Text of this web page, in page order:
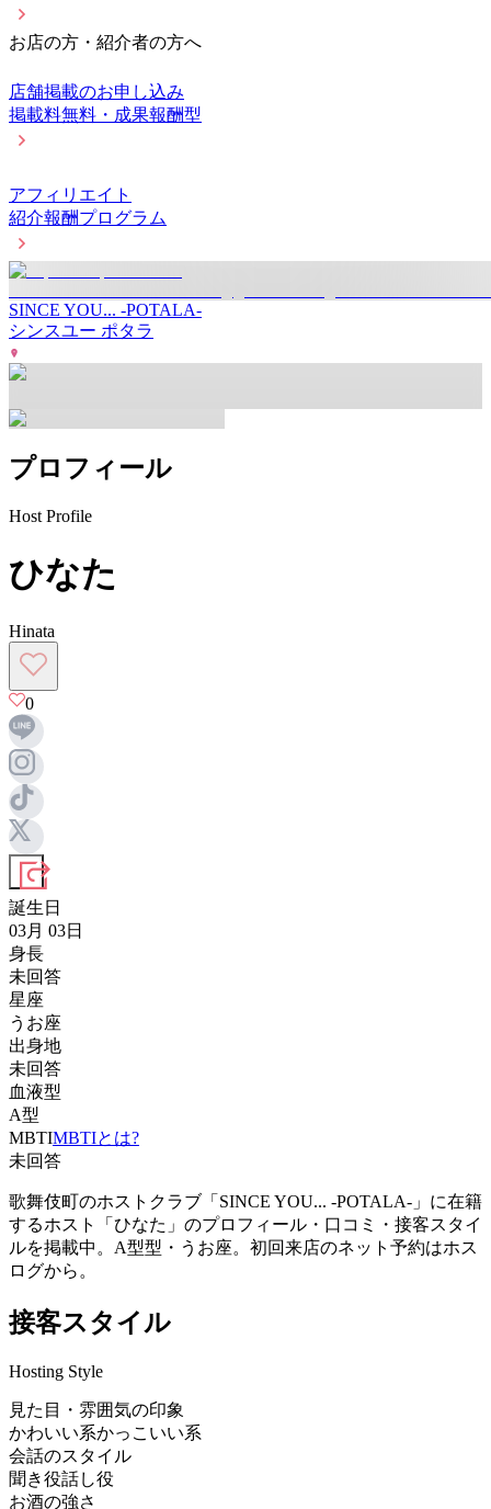
お店の方・紹介者の方へ
店舗掲載のお申し込み
掲載料無料・成果報酬型
アフィリエイト
紹介報酬プログラム
SINCE YOU... -POTALA-
シンスユー ポタラ
プロフィール
Host Profile
ひなた
Hinata
0
誕生日
03月 03日
身長
未回答
星座
うお座
出身地
未回答
血液型
A型
MBTIMBTIとは?
未回答
歌舞伎町のホストクラブ「SINCE YOU... -POTALA-」に在籍
するホスト「ひなた」のプロフィール・口コミ・接客スタイ
ルを掲載中。A型型・うお座。初回来店のネット予約はホス
ログから。
接客スタイル
Hosting Style
見た目・雰囲気の印象
かわいい系かっこいい系
会話のスタイル
聞き役話し役
お酒の強さ